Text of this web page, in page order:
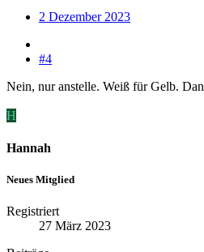
2 Dezember 2023
#4
Nein, nur anstelle. Weiß für Gelb.
H
Hannah
Neues Mitglied
Registriert
27 März 2023